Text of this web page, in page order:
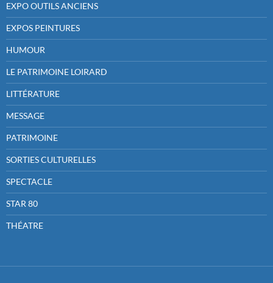
EXPO OUTILS ANCIENS
EXPOS PEINTURES
HUMOUR
LE PATRIMOINE LOIRARD
LITTÉRATURE
MESSAGE
PATRIMOINE
SORTIES CULTURELLES
SPECTACLE
STAR 80
THÉATRE